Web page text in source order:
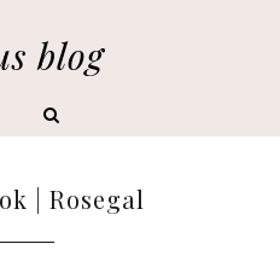
blog
| Rosegal